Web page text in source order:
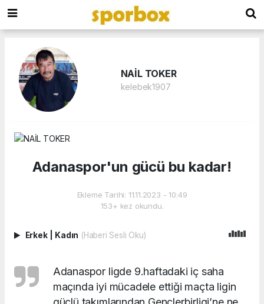
NAİL TOKER
kelebek1907
Adanaspor'un gücü bu kadar!
Ekleme Tarihi: 11.11.2023 - 10:49
153+ kez okundu.
Erkek Kadın (Haberi Sesli Oku)
Adanaspor ligde 9.haftadaki iç saha
maçında iyi mücadele ettiği maçta ligin